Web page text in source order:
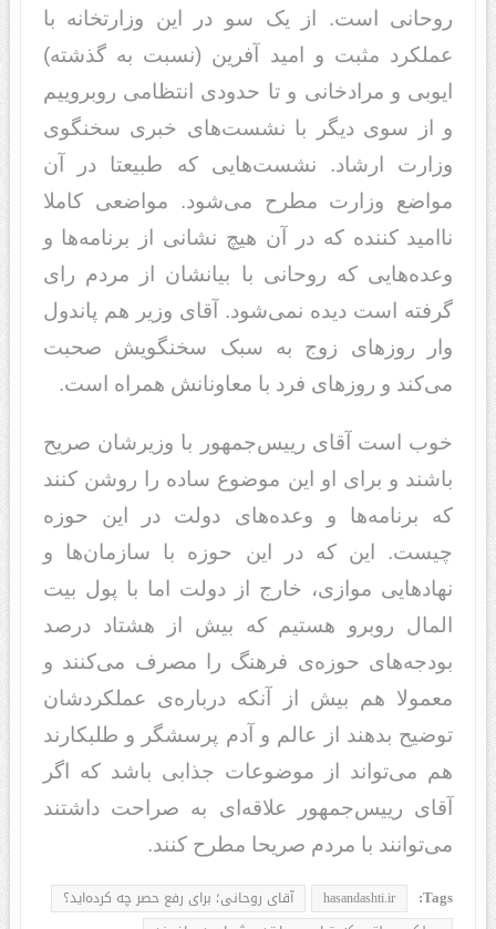
روحانی است. از یک سو در این وزارتخانه با
عملکرد مثبت و امید آفرین (نسبت به گذشته)
ایوبی و مرادخانی و تا حدودی انتظامی روبروییم
و از سوی دیگر با نشست‌های خبری سخنگوی
وزارت ارشاد. نشست‌هایی که طبیعتا در آن
مواضع وزارت مطرح می‌شود. مواضعی کاملا
ناامید کننده که در آن هیچ نشانی از برنامه‌ها و
وعده‌هایی که روحانی با بیانشان از مردم رای
گرفته است دیده نمی‌شود. آقای وزیر هم پاندول
وار روزهای زوج به سبک سخنگویش صحبت
می‌کند و روزهای فرد با معاونانش همراه است.
خوب است آقای رییس‌جمهور ‌با وزیرشان صریح
باشند و برای او این موضوع ساده را روشن کنند
که برنامه‌ها و وعده‌های دولت در این حوزه
چیست. این که در این حوزه با سازمان‌ها و
نهادهایی موازی، خارج از دولت اما با پول بیت
المال روبرو هستیم که بیش از هشتاد درصد
بودجه‌های حوزه‌ی فرهنگ را مصرف می‌کنند و
معمولا هم بیش از آنکه درباره‌ی عملکردشان
توضیح بدهند از عالم و آدم پرسشگر و طلبکارند
هم می‌تواند از موضوعات جذابی باشد که اگر
آقای رییس‌جمهور ‌علاقه‌ای به صراحت داشتند
می‌توانند با مردم صریحا مطرح کنند.
Tags:
hasandashti.ir
آقای روحانی؛ برای رفع حصر چه کرده‌اید؟